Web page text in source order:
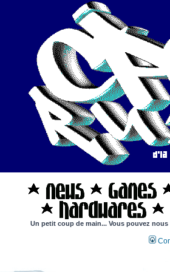
Un petit coup de main... Vous pouvez